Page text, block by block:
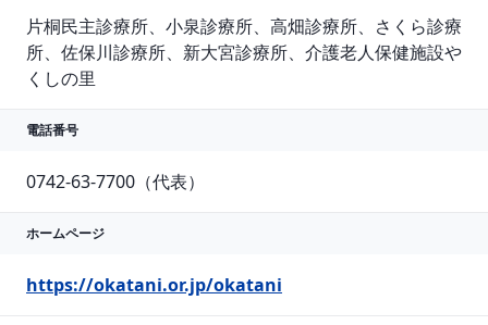
片桐民主診療所、小泉診療所、高畑診療所、さくら診療
所、佐保川診療所、新大宮診療所、介護老人保健施設や
くしの里
電話番号
0742-63-7700（代表）
ホームページ
https://okatani.or.jp/okatani